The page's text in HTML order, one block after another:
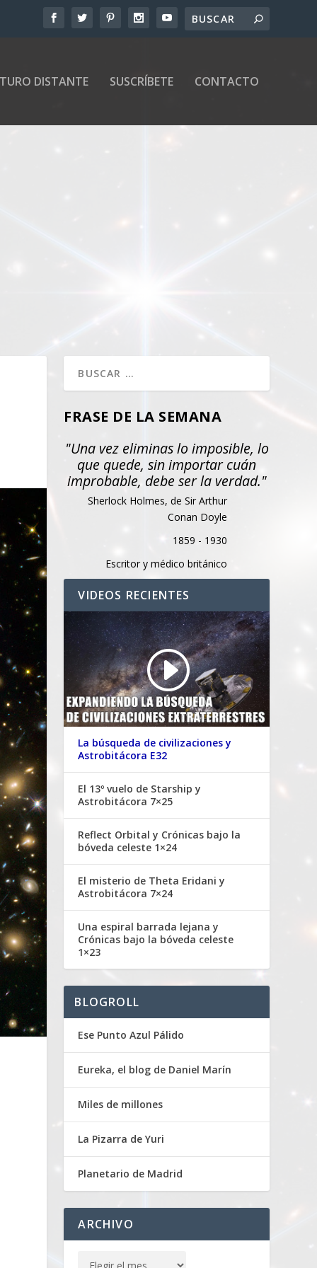
DISTANTE SUSCRÍBETE CONTACTO
FRASE DE LA SEMANA
"Una vez eliminas lo imposible, lo
que quede, sin importar cuán
improbable, debe ser la verdad."
Sherlock Holmes, de Sir Arthur
Conan Doyle
1859 - 1930
Escritor y médico británico
VIDEOS RECIENTES
La búsqueda de civilizaciones y
Astrobitácora E32
El 13º vuelo de Starship y
Astrobitácora 7×25
Reflect Orbital y Crónicas bajo la
bóveda celeste 1×24
El misterio de Theta Eridani y
Astrobitácora 7×24
Una espiral barrada lejana y
Crónicas bajo la bóveda celeste
1×23
BLOGROLL
Ese Punto Azul Pálido
Eureka, el blog de Daniel Marín
Miles de millones
La Pizarra de Yuri
Planetario de Madrid
ARCHIVO